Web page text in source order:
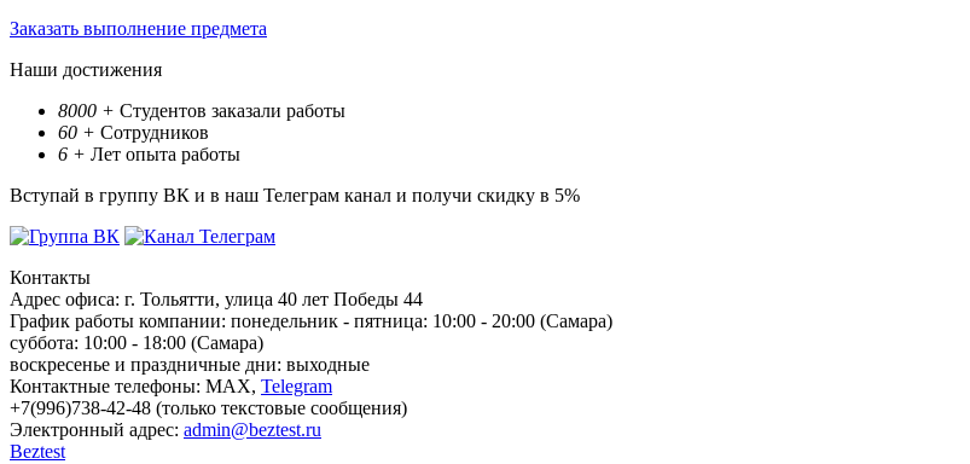
Заказать выполнение предмета
Наши достижения
8000 + Студентов заказали работы
60 + Сотрудников
6 + Лет опыта работы
Вступай в группу ВК и в наш Телеграм канал и получи скидку в 5%
Контакты
Адрес офиса: г. Тольятти, улица 40 лет Победы 44
График работы компании: понедельник - пятница: 10:00 - 20:00 (Самара)
суббота: 10:00 - 18:00 (Самара)
воскресенье и праздничные дни: выходные
Контактные телефоны: МАХ, Telegram
+7(996)738-42-48 (только текстовые сообщения)
Электронный адрес: admin@beztest.ru
Beztest